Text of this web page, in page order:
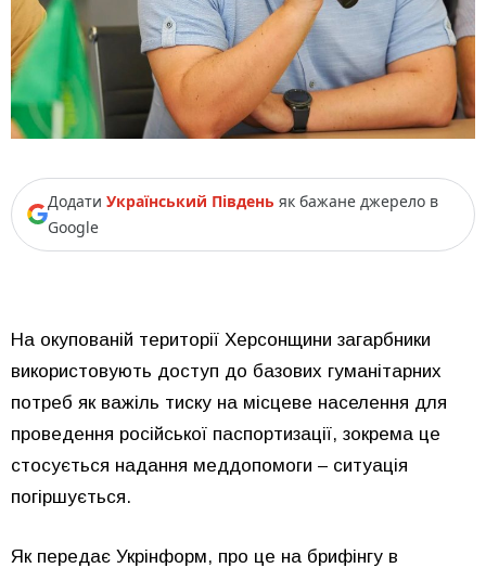
Додати Український Південь як бажане джерело в
Google
На окупованій території Херсонщини загарбники
використовують доступ до базових гуманітарних
потреб як важіль тиску на місцеве населення для
проведення російської паспортизації, зокрема це
стосується надання меддопомоги – ситуація
погіршується.
Як передає Укрінформ, про це на брифінгу в